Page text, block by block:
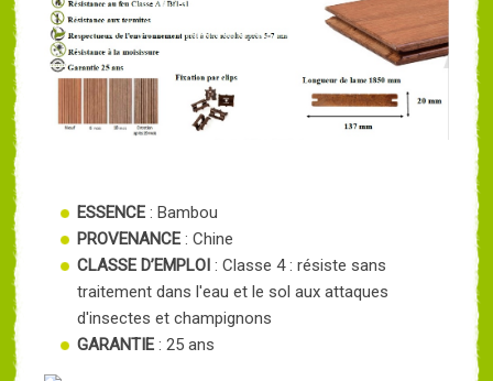
ESSENCE : Bambou
PROVENANCE : Chine
CLASSE D’EMPLOI : Classe 4 : résiste sans
traitement dans l'eau et le sol aux attaques
d'insectes et champignons
GARANTIE : 25 ans